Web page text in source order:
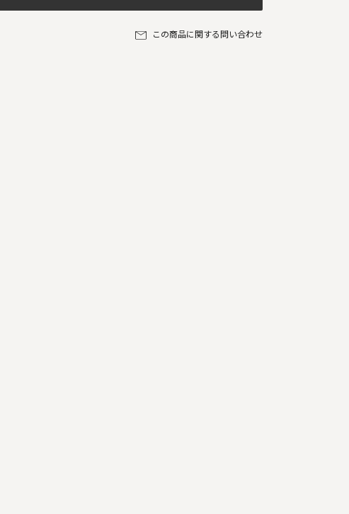
この商品に関する問い合わせ